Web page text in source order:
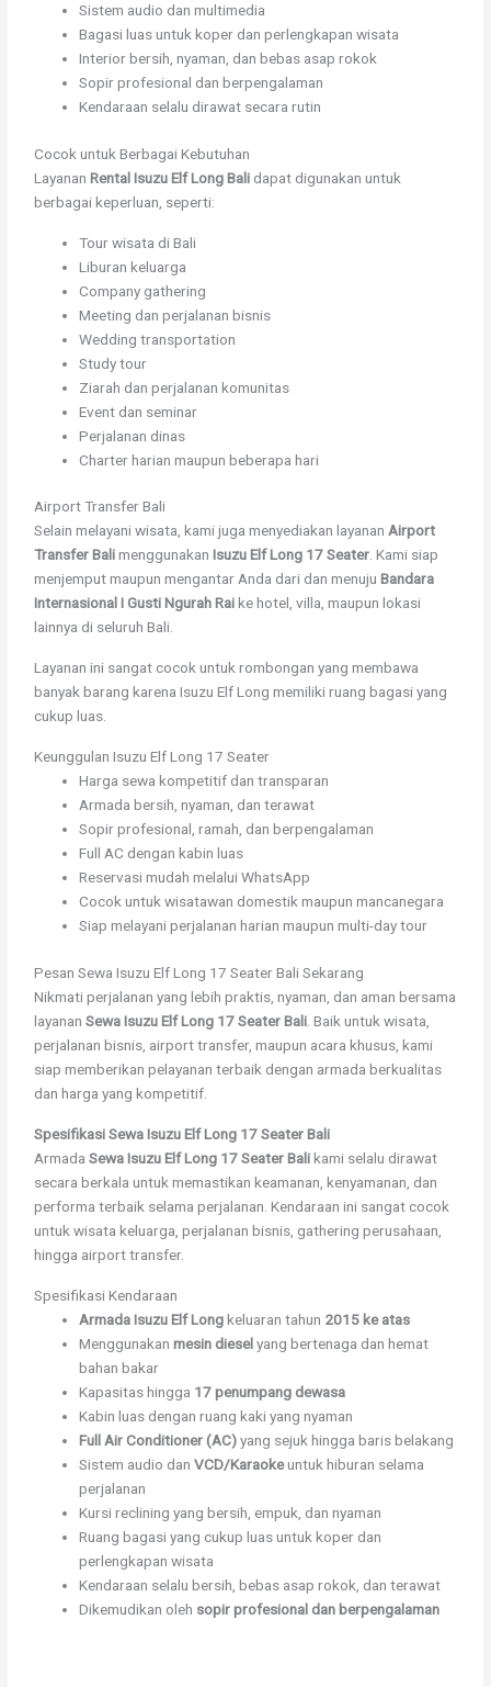
Sistem audio dan multimedia
Bagasi luas untuk koper dan perlengkapan wisata
Interior bersih, nyaman, dan bebas asap rokok
Sopir profesional dan berpengalaman
Kendaraan selalu dirawat secara rutin
Cocok untuk Berbagai Kebutuhan
LayananRental Isuzu Elf Long Bali dapat digunakan untuk
berbagai keperluan, seperti:
Tour wisata di Bali
Liburan keluarga
Company gathering
Meeting dan perjalanan bisnis
Wedding transportation
Study tour
Ziarah dan perjalanan komunitas
Event dan seminar
Perjalanan dinas
Charter harian maupun beberapa hari
Airport Transfer Bali
Selain melayani wisata, kami juga menyediakan layananAirport
Transfer BalimenggunakanIsuzu Elf Long 17 Seater . Kami siap
menjemput maupun mengantar Anda dari dan menujuBandara
Internasional I Gusti Ngurah Raike hotel, villa, maupun lokasi
lainnya di seluruh Bali.
Layanan ini sangat cocok untuk rombongan yang membawa
banyak barang karena Isuzu Elf Long memiliki ruang bagasi yang
cukup luas.
Keunggulan Isuzu Elf Long 17 Seater
Harga sewa kompetitif dan transparan
Armada bersih, nyaman, dan terawat
Sopir profesional, ramah, dan berpengalaman
Full AC dengan kabin luas
Reservasi mudah melalui WhatsApp
Cocok untuk wisatawan domestik maupun mancanegara
Siap melayani perjalanan harian maupun multi-day tour
Pesan Sewa Isuzu Elf Long 17 Seater Bali Sekarang
Nikmati perjalanan yang lebih praktis, nyaman, dan aman bersama
layananSewa Isuzu Elf Long 17 Seater Bali . Baik untuk wisata,
perjalanan bisnis, airport transfer, maupun acara khusus, kami
siap memberikan pelayanan terbaik dengan armada berkualitas
dan harga yang kompetitif.
Spesifikasi Sewa Isuzu Elf Long 17 Seater Bali
ArmadaSewa Isuzu Elf Long 17 Seater Balikami selalu dirawat
secara berkala untuk memastikan keamanan, kenyamanan, dan
performa terbaik selama perjalanan. Kendaraan ini sangat cocok
untuk wisata keluarga, perjalanan bisnis, gathering perusahaan,
hingga airport transfer.
Spesifikasi Kendaraan
Armada Isuzu Elf Longkeluaran tahun 2015 ke atas
Menggunakanmesin dieselyang bertenaga dan hemat
bahan bakar
Kapasitas hingga 17 penumpang dewasa
Kabin luas dengan ruang kaki yang nyaman
Full Air Conditioner (AC)yang sejuk hingga baris belakang
Sistem audio danVCD/Karaokeuntuk hiburan selama
perjalanan
Kursi reclining yang bersih, empuk, dan nyaman
Ruang bagasi yang cukup luas untuk koper dan
perlengkapan wisata
Kendaraan selalu bersih, bebas asap rokok, dan terawat
Dikemudikan oleh sopir profesional dan berpengalaman